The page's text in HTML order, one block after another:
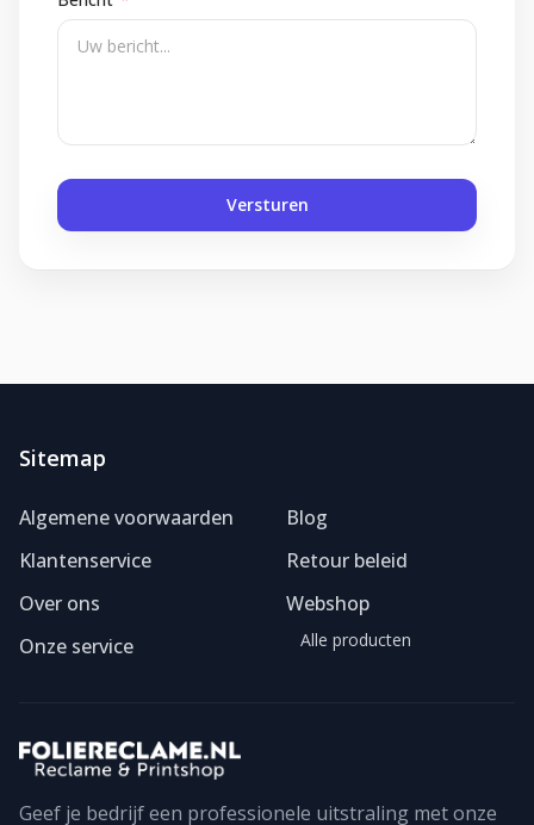
Versturen
Sitemap
Algemene voorwaarden
Klantenservice
Over ons
Onze service
Blog
Retour beleid
Webshop
Alle producten
Geef je bedrijf een professionele uitstraling met onze